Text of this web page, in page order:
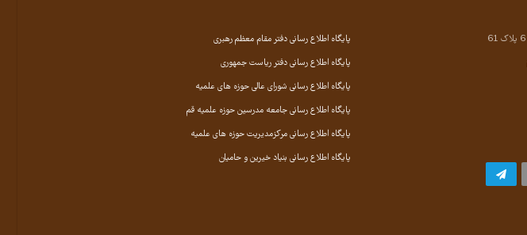
پایگاه اطلاع رسانی دفتر مقام معظم رهبری
پایگاه اطلاع رسانی دفتر ریاست جمهوری
پایگاه اطلاع رسانی شورای عالی حوزه های علمیه
پایگاه اطلاع رسانی جامعه مدرسین حوزه علمیه قم
پایگاه اطلاع رسانی مرکزمدیریت حوزه های علمیه
پایگاه اطلاع رسانی بنیاد خیرین و حامیان